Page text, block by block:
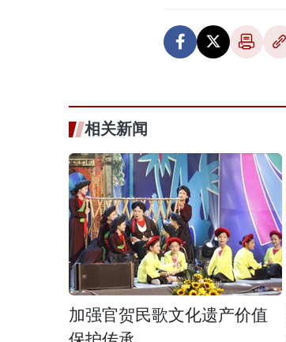
相关新闻
加强官贺民歌文化遗产价值